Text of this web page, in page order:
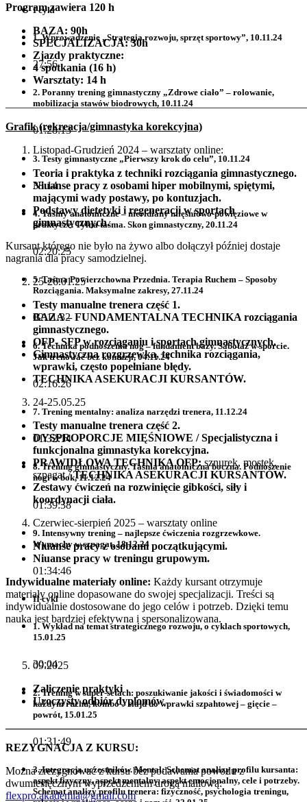
Program zawiera 120 h
BAZA: 90h
SPECJALIZACJA: 30h
Zjazdy praktyczne:
4 spotkania (16 h)
Warsztaty: 14 h
Grafik (rekreacja/gimnastyka korekcyjna)
Listopad-Grudzień 2024 – warsztaty online:
Teoria i praktyka z techniki rozciągania gimnastycznego.
Niuanse pracy z osobami hiper mobilnymi, spiętymi,
mającymi wady postawy, po kontuzjach.
Podstawy dietetyki i regeneracji w sportach
gimnastycznych.
Kursant którego nie było na żywo albo dołączył później dostaje
nagrania dla pracy samodzielnej.
25-26.01.25
Testy manualne trenera część 1.
BAZA – FUNDAMENTALNA TECHNIKA rozciągania
gimnastycznego.
OFP- SFP w rozciąganiu i sportach gimnastycznych.
Gimnastyczna rozgrzewka, technika rozciągania,
wprawki, często popełniane błędy.
TECHNIKA ASEKURACJI KURSANTÓW.
24-25.05.25
Testy manualne trenera część 2.
DYSPROPORCJE MIĘŚNIOWE / Specjalistyczna i
funkcjonalna gimnastyka korekcyjna.
PRAWIDŁOWA TECHNIKA OFP: sznurek, mostek,
szpagat /TECHNIKA ASEKURACJI KURSANTÓW.
Zestawy ćwiczeń na rozwinięcie gibkości, siły i
koordynacji ciała.
Czerwiec-sierpień 2025 – warsztaty online
Niuanse pracy z osobami początkującymi.
Niuanse pracy w treningu grupowym.
Indywidualne materiały online: Każdy kursant otrzymuje
materiały online dopasowane do swojej specjalizacji. Treści są
indywidualnie dostosowane do jego celów i potrzeb. Dzięki temu
nauka jest bardziej efektywna i spersonalizowana.
09.2025
Zaliczenie praktyki
Uroczysty odbiór dyplomów
REZYGNACJA Z KURSU:
Można zrezygnować z kursu bez podawania powodu z
dwumiesięcznym wyprzedzeniem drogą mailową:
flexpro.akademia@gmail.com
I cykl
1. Wprowadzenie „Strategia rozwoju, sprzęt sportowy”, 10.11.24
27:56
2. Poranny trening gimnastyczny „Zdrowe ciało” – rolowanie,
mobilizacja stawów biodrowych, 10.11.24
01:28:13
3. Testy gimnastyczne „Pierwszy krok do celu”, 10.11.24
38:14
4. Taśmy anatomiczne – meridiany mięśniowo-powięziowe w
praktycze. Tylna taśma. Skon gimnastyczny, 20.11.24
02:20:25
5. Taśma Powierzchowna Przednia. Terapia Ruchem – Sposoby
Rozciągania. Maksymalne zakresy, 27.11.24
02:11:32
6. Technika podnoszenia nóg – fundament bazy. Sabotaż w sporcie.
Jak trenować bez kontuzji, 04.11.24
02:16:26
7. Trening mentalny: analiza narzędzi trenera, 11.12.24
01:32:14
8. Trening gimnastyczny. Taśma anatomiczna boczna. Podnoszenie
nogi w bok, 11.12.24
01:39:38
9. Intensywny trening – najlepsze ćwiczenia rozgrzewkowe.
Wymachy w szpagat, 18.12.24
01:34:46
II cykl
1. Wykład na temat strategicznego rozwoju, o cyklach sportowych,
15.01.25
30:04
2. Trening w super-setach: poszukiwanie jakości i świadomości w
każdym ruchu, kombo – slajd do wprawki szpahtowej – gięcie –
powrót, 15.01.25
01:31:49
3. Integracja uczestników. Mental: Schemat analizy profilu kursanta:
aspekt fizyczny, aspekt mentalny, aspekt emocjonalny, cele i potrzeby.
Schemat analizy profilu trenera: fizyczność, psychologia treningu,